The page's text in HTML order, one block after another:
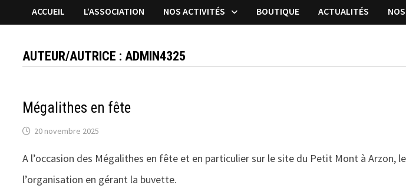
ACCUEIL L’ASSOCIATION NOS ACTIVITÉS BOUTIQUE ACTUALITÉS
AUTEUR/AUTRICE :ADMIN4325
Mégalithes en fête
20 novembre 2025
A l’occasion des Mégalithes en fête et en particulier sur le site du Petit Mont à Arzon,
l’organisation en gérant la buvette.